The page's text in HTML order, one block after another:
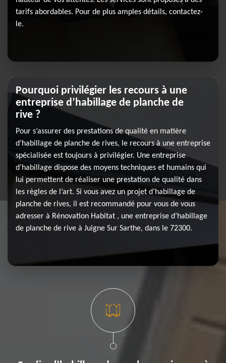
tarifs abordables. Pour de plus amples détails, contactez-
le.
Pourquoi privilégier les recours à une
entreprise d’habillage de planche de
rive ?
Pour s’assurer des prestations de qualité en matière
d’habillage de planche de rives, le recours à une entreprise
spécialisée est toujours à privilégier. Une entreprise
d’habillage dispose des moyens techniques et humains qui
lui permettent de réaliser une prestation de qualité dans
les règles de l’art. Si vous avez un projet d’habillage de
planche de rives, il est recommandé pour vous de vous
adresser à Rénovation Habitat , une entreprise d’habillage
de planche de rive à Juigne Sur Sarthe, dans le 72300.